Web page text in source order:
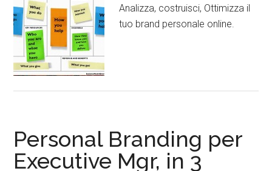
Analizza, costruisci, Ottimizza il
tuo brand personale online.
Personal Branding per
Executive Mgr, in 3